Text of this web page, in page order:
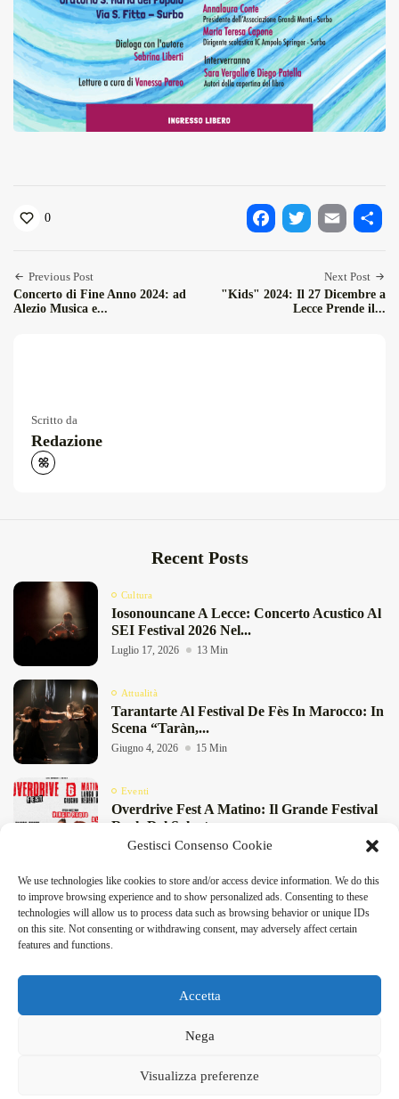
Gestisci Consenso Cookie
We use technologies like cookies to store and/or access device information. We do this
to improve browsing experience and to show personalized ads. Consenting to these
technologies will allow us to process data such as browsing behavior or unique IDs
on this site. Not consenting or withdrawing consent, may adversely affect certain
features and functions.
Accetta
Nega
Visualizza preferenze
0
Previous Post
Concerto di Fine Anno 2024: ad
Alezio Musica e...
Next Post
"Kids" 2024: Il 27 Dicembre a
Lecce Prende il...
Scritto da
Redazione
Recent Posts
Cultura
Iosonouncane A Lecce: Concerto Acustico Al
SEI Festival 2026 Nel...
Luglio 17, 2026 13 Min
Attualità
Tarantarte Al Festival De Fès In Marocco: In
Scena “Taràn,...
Giugno 4, 2026 15 Min
Eventi
Overdrive Fest A Matino: Il Grande Festival
Rock Del Salento...
Maggio 29, 2026 4 Min
Rassegna “Storie” A Lecce: Teatro E Musica
A Tagliatelle Stazione...